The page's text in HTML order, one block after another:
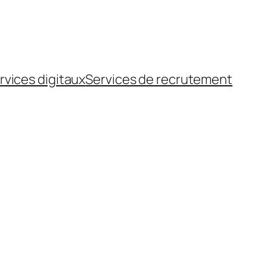
digitauxServices de recrutement